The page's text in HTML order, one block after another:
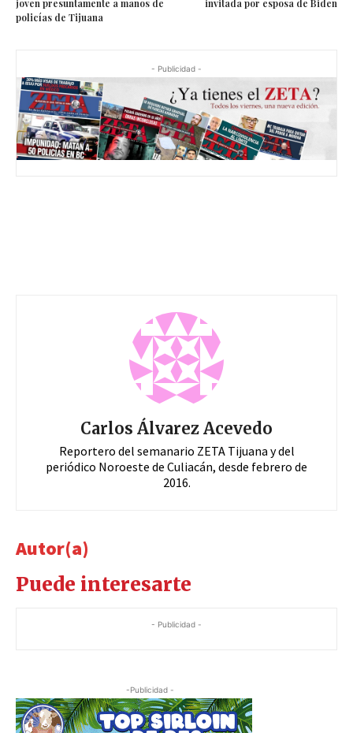
joven presuntamente a manos de
policías de Tijuana
invitada por esposa de Biden
- Publicidad -
Carlos Álvarez Acevedo
Reportero del semanario ZETA Tijuana y del
periódico Noroeste de Culiacán, desde febrero de
2016.
Autor(a)
Puede interesarte
- Publicidad -
-Publicidad -